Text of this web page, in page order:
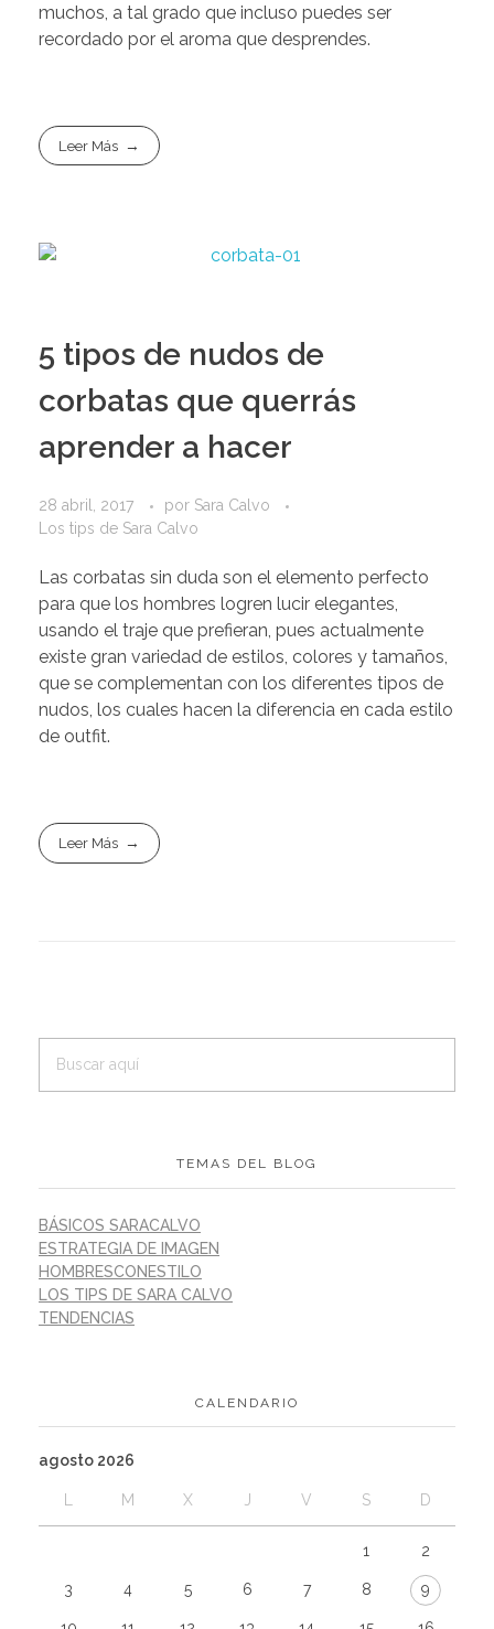
muchos, a tal grado que incluso puedes ser
recordado por el aroma que desprendes.
Leer Más
5 tipos de nudos de
corbatas que querrás
aprender a hacer
28 abril, 2017 por Sara Calvo
Los tips de Sara Calvo
Las corbatas sin duda son el elemento perfecto
para que los hombres logren lucir elegantes,
usando el traje que prefieran, pues actualmente
existe gran variedad de estilos, colores y tamaños,
que se complementan con los diferentes tipos de
nudos, los cuales hacen la diferencia en cada estilo
de outfit.
Leer Más
TEMAS DEL BLOG
BÁSICOS SARACALVO
ESTRATEGIA DE IMAGEN
HOMBRESCONESTILO
LOS TIPS DE SARA CALVO
TENDENCIAS
CALENDARIO
agosto 2026
L M X J V S D
1 2
3 4 5 6 7 8 9